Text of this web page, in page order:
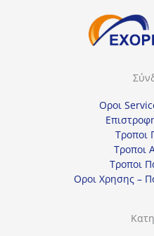
Οροι
Τροποι
Τροποι
Τροποι
Οροι Χρησης –